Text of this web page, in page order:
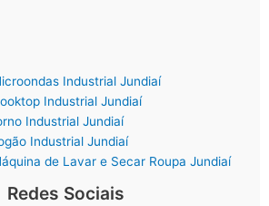
Industrial Jundiaí
Industrial Jundiaí
Industrial Jundiaí
Industrial Jundiaí
de Lavar e Secar Roupa Jundiaí
Redes Sociais